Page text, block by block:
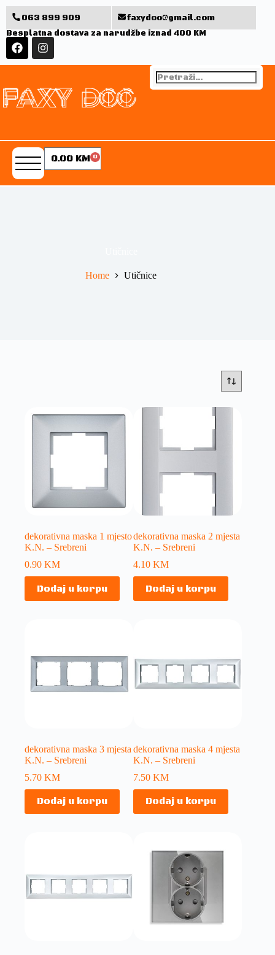
063 899 909
faxydoo@gmail.com
Besplatna dostava za narudžbe iznad 400 KM
0.00 KM 0
Home Utičnice
dekorativna maska 1 mjesto
K.N. – Srebreni
0.90 KM
Dodaj u korpu
dekorativna maska 2 mjesta
K.N. – Srebreni
4.10KM
Dodaj u korpu
dekorativna maska 3 mjesta
K.N. – Srebreni
5.70 KM
Dodaj u korpu
dekorativna maska 4 mjesta
K.N. – Srebreni
7.50KM
Dodaj u korpu